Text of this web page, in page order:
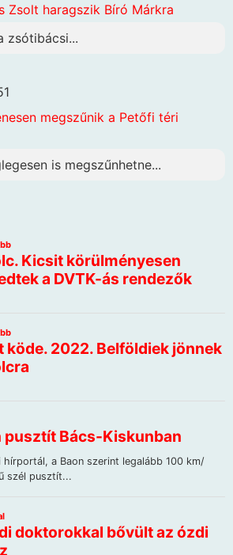
Zsolt haragszik Bíró Márkra
zsótibácsi...
megszűnik a Petőfi téri
is megszűnhetne...